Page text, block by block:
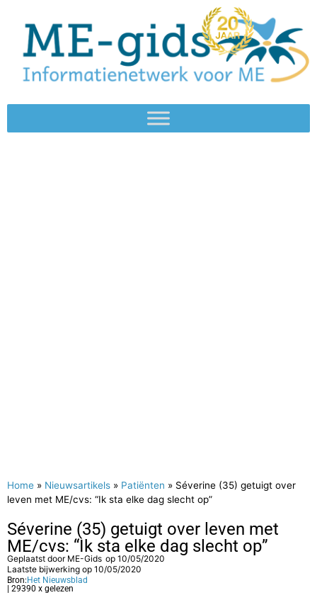
Home » Nieuwsartikels » Patiënten » Séverine (35) getuigt over
leven met ME/cvs: “Ik sta elke dag slecht op”
Séverine (35) getuigt over leven met
ME/cvs: “Ik sta elke dag slecht op”
Geplaatst door ME-Gids op 10/05/2020
Laatste bijwerking op 10/05/2020
Bron: Het Nieuwsblad
| 29390 x gelezen